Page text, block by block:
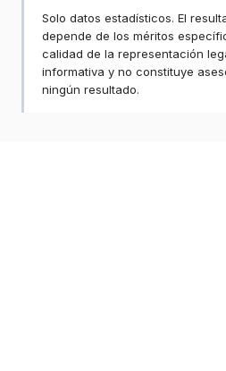
Solo datos estadísticos. El
depende de los méritos
calidad de la representación
informativa y no constituye
ningún resultado.